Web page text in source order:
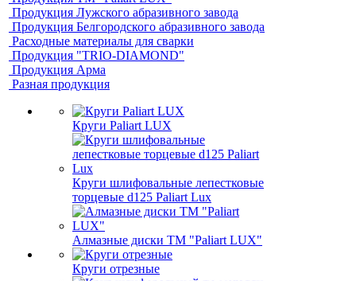
Продукция Лужского абразивного завода
Продукция Белгородского абразивного завода
Расходные материалы для сварки
Продукция "TRIO-DIAMOND"
Продукция Арма
Разная продукция
Круги Paliart LUX
Круги шлифовальные лепестковые
торцевые d125 Paliart Lux
Алмазные диски ТМ "Paliart LUX"
Круги отрезные